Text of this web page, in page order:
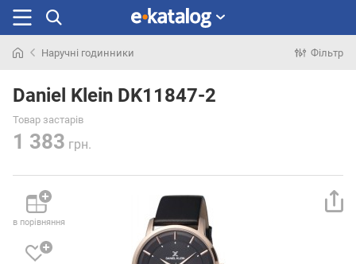
раніше
Наручні годинники Фільтр
Daniel Klein DK11847-2
Товар застарів
1 383 грн.
в порівняння